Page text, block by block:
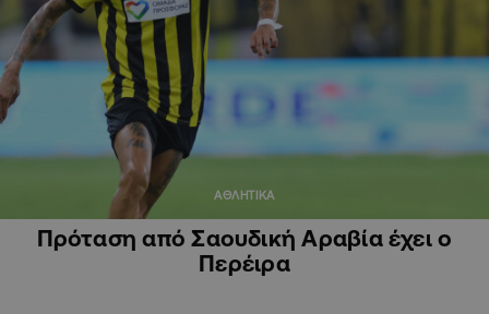
ΑΘΛΗΤΙΚΑ
Πρόταση από Σαουδική Αραβία έχει ο
Περέιρα